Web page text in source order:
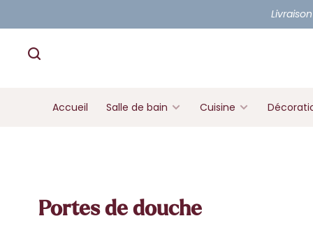
Accueil Salle de bain Cuisine
Portes de douche